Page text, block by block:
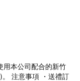
用本公司配合的新竹
注意事項 ・送禮訂